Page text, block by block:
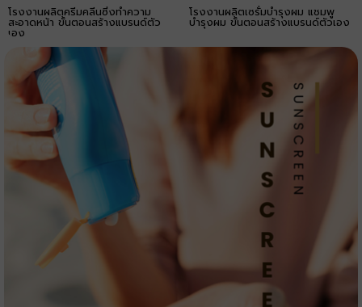
โรงงานผลิตครีมคลีนซิ่งทำความ
สะอาดหน้า ขั้นตอนสร้างแบรนด์ตัว
เอง
โรงงานผลิตเซรั่มบำรุงผม แชมพู
บำรุงผม ขั้นตอนสร้างแบรนด์ตัวเอง